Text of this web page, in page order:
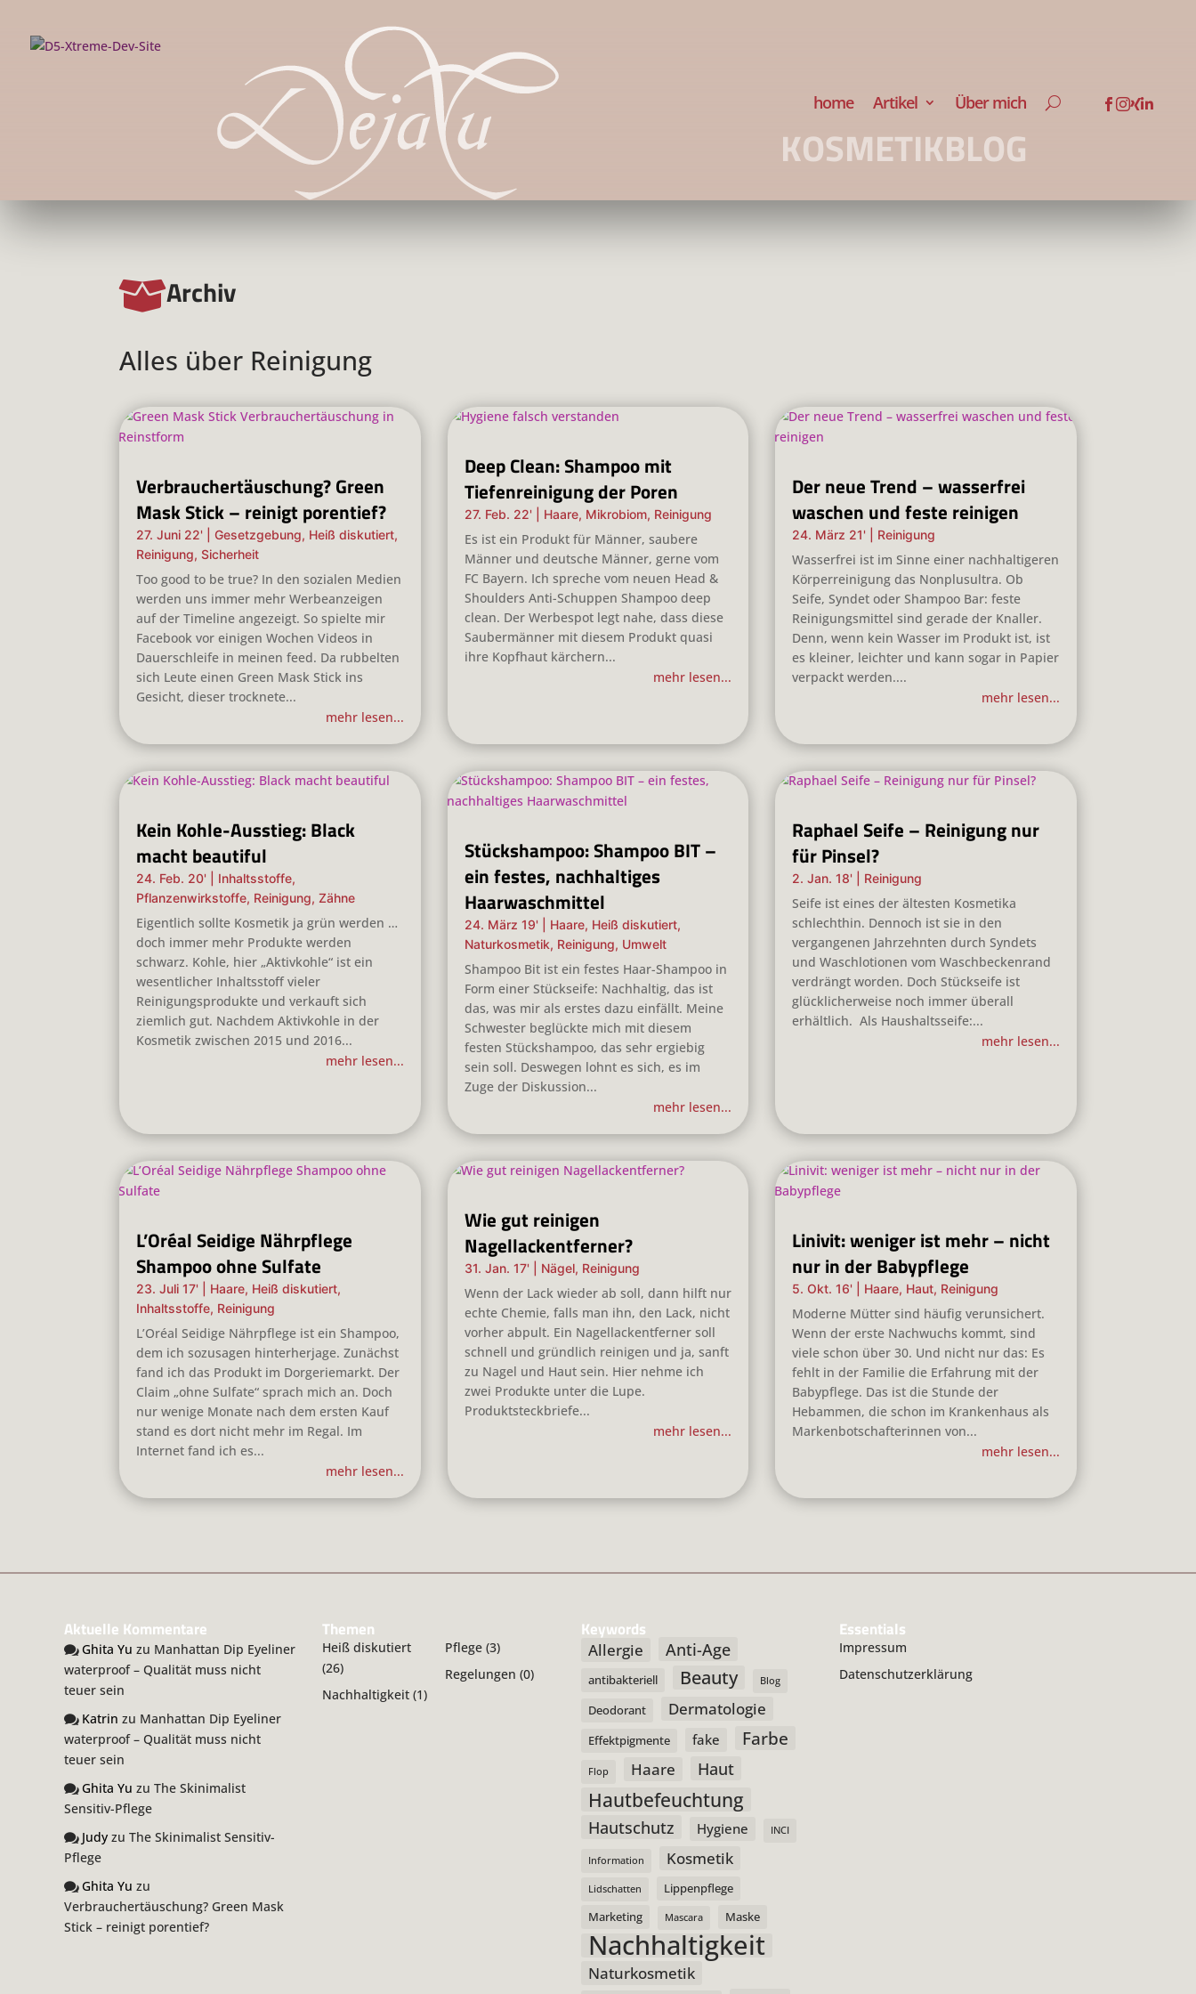
home Artikel Über mich
KOSMETIKBLOG

Archiv
Alles über Reinigung
Verbrauchertäuschung? Green
Mask Stick – reinigt porentief?
27. Juni 22' |Gesetzgebung, Heiß diskutiert,
Reinigung,Sicherheit
Too good to be true? In den sozialen Medien
werden uns immer mehr Werbeanzeigen
auf der Timeline angezeigt. So spielte mir
Facebook vor einigen Wochen Videos in
Dauerschleife in meinen feed. Da rubbelten
sich Leute einen Green Mask Stick ins
Gesicht, dieser trocknete...
mehr lesen...
Deep Clean: Shampoo mit
Tiefenreinigung der Poren
27. Feb. 22' Haare, Mikrobiom, Reinigung
Es ist ein Produkt für Männer, saubere
Männer und deutsche Männer, gerne vom
FC Bayern. Ich spreche vom neuen Head &
Shoulders Anti-Schuppen Shampoo deep
clean. Der Werbespot legt nahe, dass diese
Saubermänner mit diesem Produkt quasi
ihre Kopfhaut kärchern...
mehr lesen...
Der neue Trend – wasserfrei
waschen und feste reinigen
24. März 21' Reinigung
Wasserfrei ist im Sinne einer nachhaltigeren
Körperreinigung das Nonplusultra. Ob
Seife, Syndet oder Shampoo Bar: feste
Reinigungsmittel sind gerade der Knaller.
Denn, wenn kein Wasser im Produkt ist, ist
es kleiner, leichter und kann sogar in Papier
verpackt werden....
mehr lesen...
Kein Kohle-Ausstieg: Black
macht beautiful
24. Feb. 20' Inhaltsstoffe,
Pflanzenwirkstoffe, Reinigung,Zähne
Eigentlich sollte Kosmetik ja grün werden …
doch immer mehr Produkte werden
schwarz. Kohle, hier „Aktivkohle“ ist ein
wesentlicher Inhaltsstoff vieler
Reinigungsprodukte und verkauft sich
ziemlich gut. Nachdem Aktivkohle in der
Kosmetik zwischen 2015 und 2016...
mehr lesen...
Stückshampoo: Shampoo BIT –
ein festes, nachhaltiges
Haarwaschmittel
24. März 19' Haare, Heiß diskutiert,
Naturkosmetik, Reinigung, Umwelt
Shampoo Bit ist ein festes Haar-Shampoo in
Form einer Stückseife: Nachhaltig, das ist
das, was mir als erstes dazu einfällt. Meine
Schwester beglückte mich mit diesem
festen Stückshampoo, das sehr ergiebig
sein soll. Deswegen lohnt es sich, es im
Zuge der Diskussion...
mehr lesen...
Raphael Seife – Reinigung nur
für Pinsel?
2. Jan. 18' Reinigung
Seife ist eines der ältesten Kosmetika
schlechthin. Dennoch ist sie in den
vergangenen Jahrzehnten durch Syndets
und Waschlotionen vom Waschbeckenrand
verdrängt worden. Doch Stückseife ist
glücklicherweise noch immer überall
erhältlich. Als Haushaltsseife:...
mehr lesen...
L’Oréal Seidige Nährpflege
Shampoo ohne Sulfate
23. Juli 17' Haare, Heiß diskutiert,
Inhaltsstoffe, Reinigung
L’Oréal Seidige Nährpflege ist ein Shampoo,
dem ich sozusagen hinterherjage. Zunächst
fand ich das Produkt im Dorgeriemarkt. Der
Claim „ohne Sulfate“ sprach mich an. Doch
nur wenige Monate nach dem ersten Kauf
stand es dort nicht mehr im Regal. Im
Internet fand ich es...
mehr lesen...
Wie gut reinigen
Nagellackentferner?
31. Jan. 17' Nägel, Reinigung
Wenn der Lack wieder ab soll, dann hilft nur
echte Chemie, falls man ihn, den Lack, nicht
vorher abpult. Ein Nagellackentferner soll
schnell und gründlich reinigen und ja, sanft
zu Nagel und Haut sein. Hier nehme ich
zwei Produkte unter die Lupe.
Produktsteckbriefe...
mehr lesen...
Linivit: weniger ist mehr – nicht
nur in der Babypflege
5. Okt. 16' Haare, Haut, Reinigung
Moderne Mütter sind häufig verunsichert.
Wenn der erste Nachwuchs kommt, sind
viele schon über 30. Und nicht nur das: Es
fehlt in der Familie die Erfahrung mit der
Babypflege. Das ist die Stunde der
Hebammen, die schon im Krankenhaus als
Markenbotschafterinnen von...
mehr lesen...
Aktuelle Kommentare
Ghita Yu zu Manhattan Dip Eyeliner
waterproof – Qualität muss nicht
teuer sein
Katrin zu Manhattan Dip Eyeliner
waterproof – Qualität muss nicht
teuer sein
Ghita Yu zuThe Skinimalist
Sensitiv-Pflege
Judy zuThe Skinimalist Sensitiv-
Pflege
Ghita Yu zu
Verbrauchertäuschung? Green Mask
Stick – reinigt porentief?
Themen
Heiß diskutiert
(26)
Nachhaltigkeit (1)
Pflege(3)
Regelungen (0)
Keywords
Allergie Anti-Age
antibakteriell Beauty Blog
Deodorant Dermatologie
Effektpigmente fake Farbe
Flop Haare Haut
Hautbefeuchtung
Hautschutz Hygiene INCI
Information Kosmetik
Lidschatten
Lippenpflege
Marketing
Mascara Maske
Nachhaltigkeit
Naturkosmetik
Essentials
Impressum
Datenschutzerklärung